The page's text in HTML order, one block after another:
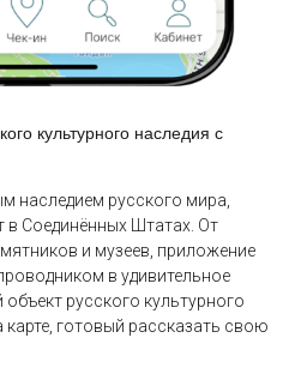
культурного наследия с
наследием русского мира,
в Соединённых Штатах. От
и музеев, приложение
в удивительное
русского культурного
готовый рассказать свою